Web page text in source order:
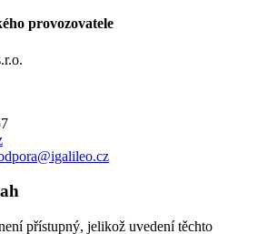
provozovatele
přístupný, jelikož uvedení těchto